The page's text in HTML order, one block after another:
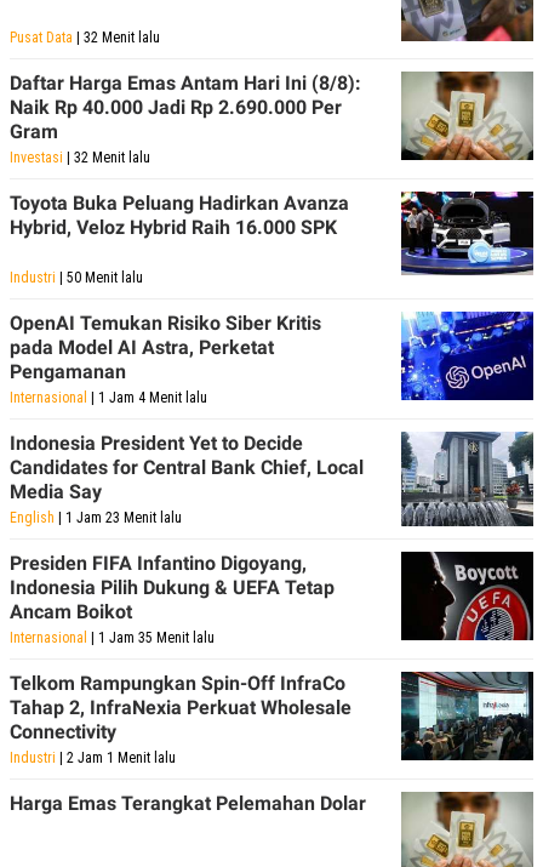
Pusat Data | 32 Menit lalu
Daftar Harga Emas Antam Hari Ini (8/8):
Naik Rp 40.000 Jadi Rp 2.690.000 Per
Gram
Investasi | 32 Menit lalu
Toyota Buka Peluang Hadirkan Avanza
Hybrid, Veloz Hybrid Raih 16.000 SPK
Industri | 50 Menit lalu
OpenAI Temukan Risiko Siber Kritis
pada Model AI Astra, Perketat
Pengamanan
Internasional | 1 Jam 4 Menit lalu
Indonesia President Yet to Decide
Candidates for Central Bank Chief, Local
Media Say
English | 1 Jam 23 Menit lalu
Presiden FIFA Infantino Digoyang,
Indonesia Pilih Dukung & UEFA Tetap
Ancam Boikot
Internasional | 1 Jam 35 Menit lalu
Telkom Rampungkan Spin-Off InfraCo
Tahap 2, InfraNexia Perkuat Wholesale
Connectivity
Industri | 2 Jam 1 Menit lalu
Harga Emas Terangkat Pelemahan Dolar